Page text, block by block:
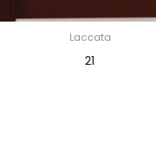
Laccata
21